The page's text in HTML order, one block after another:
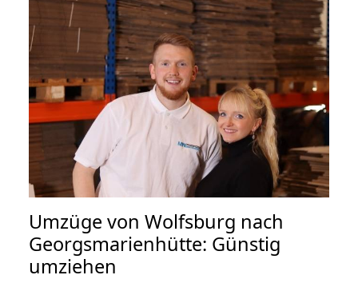
Umzüge von Wolfsburg nach
Georgsmarienhütte: Günstig
umziehen